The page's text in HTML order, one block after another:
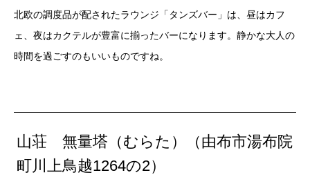
北欧の調度品が配されたラウンジ「タンズバー」は、昼はカフ
ェ、夜はカクテルが豊富に揃ったバーになります。静かな大人の
時間を過ごすのもいいものですね。
山荘 無量塔（むらた）（由布市湯布院
町川上鳥越1264の2）